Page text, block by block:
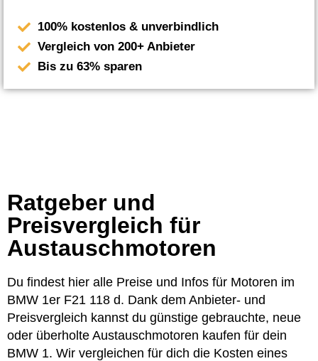
100% kostenlos & unverbindlich
Vergleich von 200+ Anbieter
Bis zu 63% sparen
Ratgeber und
Preisvergleich für
Austauschmotoren
Du findest hier alle Preise und Infos für Motoren im
BMW 1er F21 118 d. Dank dem Anbieter- und
Preisvergleich kannst du günstige gebrauchte, neue
oder überholte Austauschmotoren kaufen für dein
BMW 1. Wir vergleichen für dich die Kosten eines